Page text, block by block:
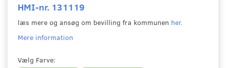
HMI-nr. 131119
læs mere og ansøg om bevilling fra kommunen her.
Mere information
Vælg Farve: